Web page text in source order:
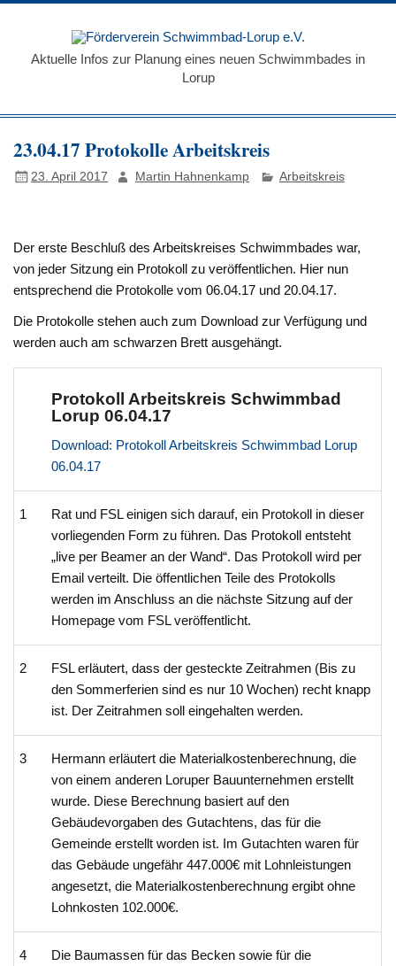
Zum
Aktuelle Infos zur Planung eines neuen Schwimmbades in
Lorup
23.04.17 Protokolle Arbeitskreis
23. April 2017 Martin Hahnenkamp Arbeitskreis
Der erste Beschluß des Arbeitskreises Schwimmbades war,
von jeder Sitzung ein Protokoll zu veröffentlichen. Hier nun
entsprechend die Protokolle vom 06.04.17 und 20.04.17.
Die Protokolle stehen auch zum Download zur Verfügung und
werden auch am schwarzen Brett ausgehängt.
Protokoll Arbeitskreis Schwimmbad
Lorup 06.04.17
Download: Protokoll Arbeitskreis Schwimmbad Lorup
06.04.17
1
Rat und FSL einigen sich darauf, ein Protokoll in dieser
vorliegenden Form zu führen. Das Protokoll entsteht
„live per Beamer an der Wand“. Das Protokoll wird per
Email verteilt. Die öffentlichen Teile des Protokolls
werden im Anschluss an die nächste Sitzung auf der
Homepage vom FSL veröffentlicht.
2
FSL erläutert, dass der gesteckte Zeitrahmen (Bis zu
den Sommerferien sind es nur 10 Wochen) recht knapp
ist. Der Zeitrahmen soll eingehalten werden.
3
Hermann erläutert die Materialkostenberechnung, die
von einem anderen Loruper Bauunternehmen erstellt
wurde. Diese Berechnung basiert auf den
Gebäudevorgaben des Gutachtens, das für die
Gemeinde erstellt worden ist. Im Gutachten waren für
das Gebäude ungefähr 447.000€ mit Lohnleistungen
angesetzt, die Materialkostenberechnung ergibt ohne
Lohnkosten 102.000€.
4
Die Baumassen für das Becken sowie für die